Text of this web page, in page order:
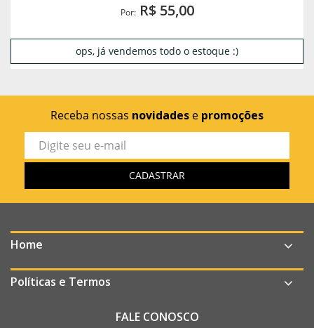
Por:R$ 55,00
ops, já vendemos todo o estoque :)
Receba nossas novidades e promoções
Home
Políticas e Termos
FALE CONOSCO